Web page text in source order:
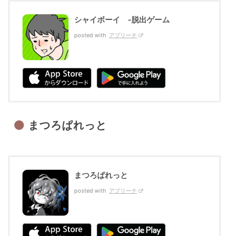
シャイボーイ -脱出ゲーム
posted with アプリーチ
まつろぱれっと
まつろぱれっと
posted with アプリーチ